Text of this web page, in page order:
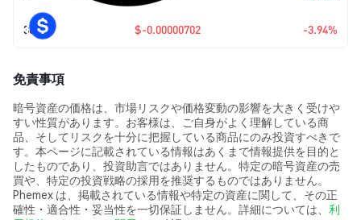
30日 $-0.00000702 -3.94%
免責事項
暗号資産の価格は、市場リスクや価格変動の影響を大きく受けや
すい性質があります。お客様は、ご自身がよく理解している商
品、そしてリスクを十分に把握している商品にのみ投資すべきで
す。本ページに記載されている情報はあくまで情報提供を目的と
したものであり、投資助言ではありません。特定の暗号資産の売
買や、特定の投資戦略の採用を推奨するものではありません。
Phemex は、掲載されている情報や特定の資産に関して、その正
確性・適合性・妥当性を一切保証しません。詳細については、 利